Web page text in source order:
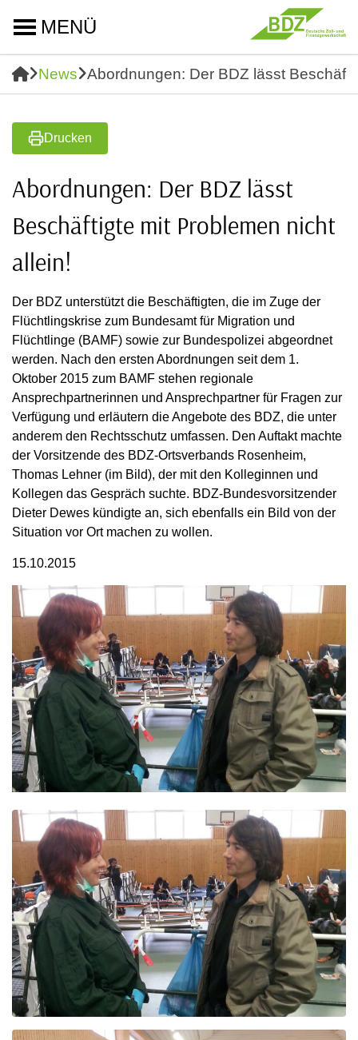
MENÜ
News Abordnungen: Der BDZ lässt
Drucken
Abordnungen: Der BDZ lässt
Beschäftigte mit Problemen nicht
allein!
Der BDZ unterstützt die Beschäftigten, die im Zuge der
Flüchtlingskrise zum Bundesamt für Migration und
Flüchtlinge (BAMF) sowie zur Bundespolizei abgeordnet
werden. Nach den ersten Abordnungen seit dem 1.
Oktober 2015 zum BAMF stehen regionale
Ansprechpartnerinnen und Ansprechpartner für Fragen zur
Verfügung und erläutern die Angebote des BDZ, die unter
anderem den Rechtsschutz umfassen. Den Auftakt machte
der Vorsitzende des BDZ-Ortsverbands Rosenheim,
Thomas Lehner (im Bild), der mit den Kolleginnen und
Kollegen das Gespräch suchte. BDZ-Bundesvorsitzender
Dieter Dewes kündigte an, sich ebenfalls ein Bild von der
Situation vor Ort machen zu wollen.
15.10.2015